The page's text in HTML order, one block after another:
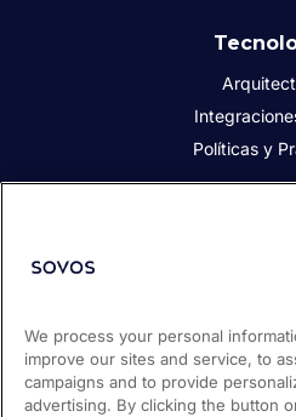
Políticas y
Soporte / Portal
We process your personal
improve our sites and service, to
campaigns and to provide
advertising. By clicking the button